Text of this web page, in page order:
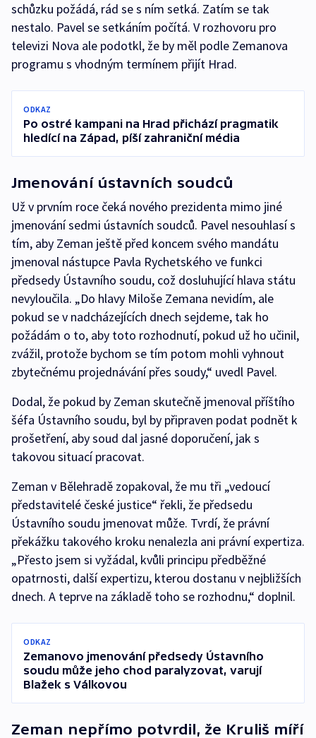
schůzku požádá, rád se s ním setká. Zatím se tak
nestalo. Pavel se setkáním počítá. V rozhovoru pro
televizi Nova ale podotkl, že by měl podle Zemanova
programu s vhodným termínem přijít Hrad.
ODKAZ
Po ostré kampani na Hrad přichází pragmatik
hledící na Západ, píší zahraniční média
Jmenování ústavních soudců
Už v prvním roce čeká nového prezidenta mimo jiné
jmenování sedmi ústavních soudců. Pavel nesouhlasí s
tím, aby Zeman ještě před koncem svého mandátu
jmenoval nástupce Pavla Rychetského ve funkci
předsedy Ústavního soudu, což dosluhující hlava státu
nevyloučila. „Do hlavy Miloše Zemana nevidím, ale
pokud se v nadcházejících dnech sejdeme, tak ho
požádám o to, aby toto rozhodnutí, pokud už ho učinil,
zvážil, protože bychom se tím potom mohli vyhnout
zbytečnému projednávání přes soudy,“ uvedl Pavel.
Dodal, že pokud by Zeman skutečně jmenoval příštího
šéfa Ústavního soudu, byl by připraven podat podnět k
prošetření, aby soud dal jasné doporučení, jak s
takovou situací pracovat.
Zeman v Bělehradě zopakoval, že mu tři „vedoucí
představitelé české justice“ řekli, že předsedu
Ústavního soudu jmenovat může. Tvrdí, že právní
překážku takového kroku nenalezla ani právní expertiza.
„Přesto jsem si vyžádal, kvůli principu předběžné
opatrnosti, další expertizu, kterou dostanu v nejbližších
dnech. A teprve na základě toho se rozhodnu,“ doplnil.
ODKAZ
Zemanovo jmenování předsedy Ústavního
soudu může jeho chod paralyzovat, varují
Blažek s Válkovou
Zeman nepřímo potvrdil, že Kruliš míří